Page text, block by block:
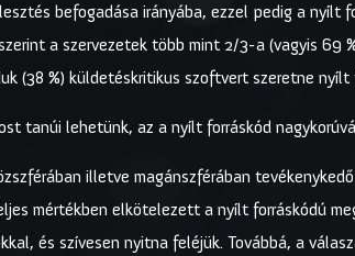
befogadása irányába, ezzel pedig a nyílt
a szervezetek több mint 2/3-a (vagyis 69
(38 %) küldetéskritikus szoftvert szeretne
tanúi lehetünk, az a nyílt forráskód
illetve magánszférában
mértékben elkötelezett a nyílt forráskódú
és szívesen nyitna feléjük. Továbbá, a